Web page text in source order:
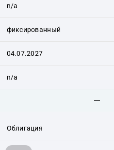
n/a
фиксированный
04.07.2027
n/a
Облигация